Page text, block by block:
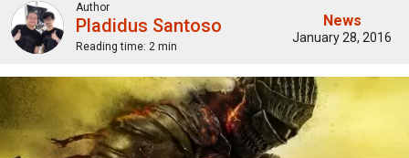
Author
Pladidus Santoso
Reading time: 2 min
News
January 28, 2016